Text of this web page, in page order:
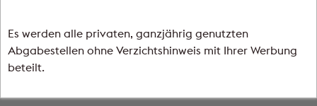
Es werden alle privaten, ganzjährig genutzten
Abgabestellen ohne Verzichtshinweis mit Ihrer Werbung
beteilt.